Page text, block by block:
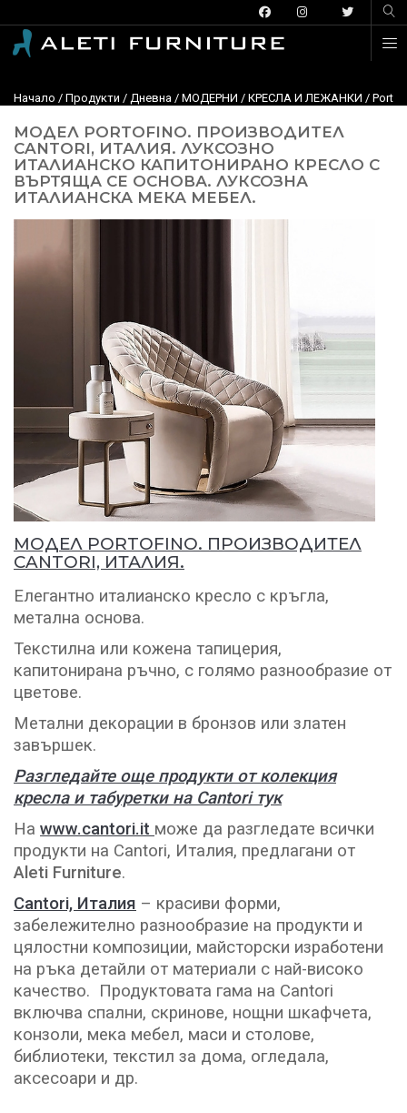
Начало / Продукти / Дневна / МОДЕРНИ / КРЕСЛА И ЛЕЖАНКИ /
МОДЕЛ PORTOFINO. ПРОИЗВОДИТЕЛ
CANTORI, ИТАЛИЯ. ЛУКСОЗНО
ИТАЛИАНСКО КАПИТОНИРАНО КРЕСЛО С
ВЪРТЯЩА СЕ ОСНОВА. ЛУКСОЗНА
ИТАЛИАНСКА МЕКА МЕБЕЛ.
МОДЕЛ PORTOFINO. ПРОИЗВОДИТЕЛ
CANTORI, ИТАЛИЯ.
Елегантно италианско кресло с кръгла,
метална основа.
Текстилна или кожена тапицерия,
капитонирана ръчно, с голямо разнообразие от
цветове.
Метални декорации в бронзов или златен
завършек.
Разгледайте още продукти от колекция
кресла и табуретки на Cantori тук
На www.cantori.it може да разгледате всички
продукти на Cantori, Италия, предлагани от
Aleti Furniture.
Cantori, Италия – красиви форми,
забележително разнообразие на продукти и
цялостни композиции, майсторски изработени
на ръка детайли от материали с най-високо
качество. Продуктовата гама на Cantori
включва спални, скринове, нощни шкафчета,
конзоли, мека мебел, маси и столове,
библиотеки, текстил за дома, огледала,
аксесоари и др.